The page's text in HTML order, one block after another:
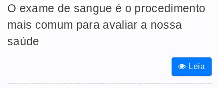
O exame de sangue é o procedimento
mais comum para avaliar a nossa
saúde
Leia